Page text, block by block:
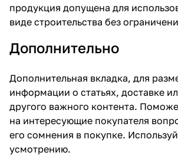
продукция допущена для
виде строительства без
Дополнительно
Дополнительная вкладка, для
информации о статьях, доставке
другого важного контента.
на интересующие покупателя
его сомнения в покупке.
усмотрению.